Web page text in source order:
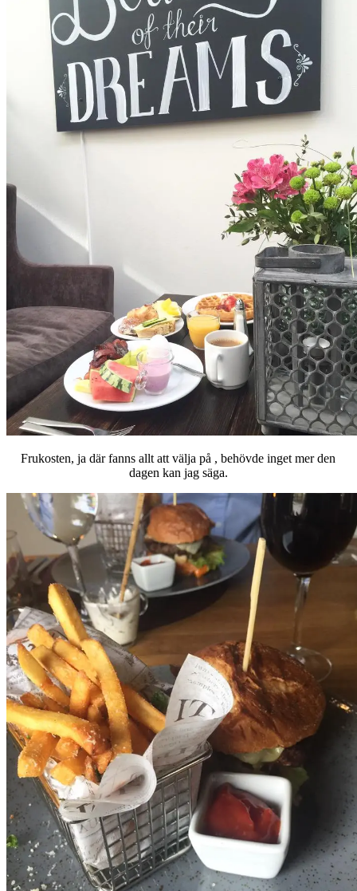
Frukosten, ja där fanns allt att välja på , behövde inget mer den
dagen kan jag säga.